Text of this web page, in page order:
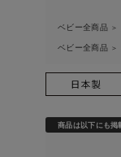
ベビー全商品 ＞
ベビー全商品 ＞
商品は以下にも掲